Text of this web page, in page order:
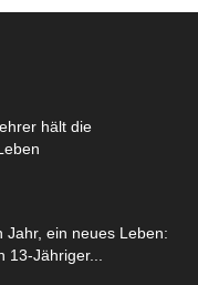
hält die
Jahr, ein neues Leben:
13-Jähriger...